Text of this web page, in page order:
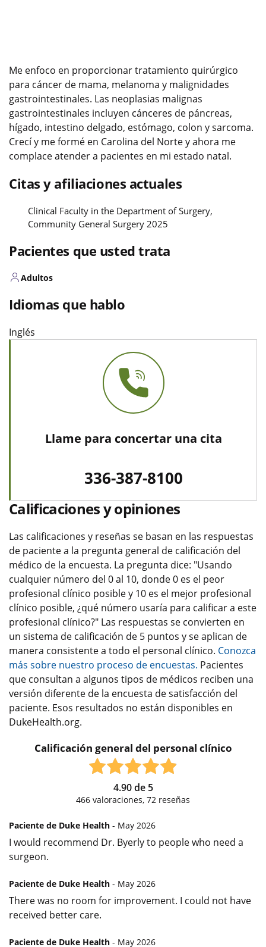
Me enfoco en proporcionar tratamiento quirúrgico
para cáncer de mama, melanoma y malignidades
gastrointestinales. Las neoplasias malignas
gastrointestinales incluyen cánceres de páncreas,
hígado, intestino delgado, estómago, colon y sarcoma.
Crecí y me formé en Carolina del Norte y ahora me
complace atender a pacientes en mi estado natal.
Citas y afiliaciones actuales
Clinical Faculty in the Department of Surgery,
Community General Surgery 2025
Pacientes que usted trata
Adultos
Idiomas que hablo
Inglés
Llame para concertar una cita
336-387-8100
Calificaciones y opiniones
Las calificaciones y reseñas se basan en las respuestas
de paciente a la pregunta general de calificación del
médico de la encuesta. La pregunta dice: "Usando
cualquier número del 0 al 10, donde 0 es el peor
profesional clínico posible y 10 es el mejor profesional
clínico posible, ¿qué número usaría para calificar a este
profesional clínico?" Las respuestas se convierten en
un sistema de calificación de 5 puntos y se aplican de
manera consistente a todo el personal clínico. Conozca
más sobre nuestro proceso de encuestas. Pacientes
que consultan a algunos tipos de médicos reciben una
versión diferente de la encuesta de satisfacción del
paciente. Esos resultados no están disponibles en
DukeHealth.org.
Calificación general del personal clínico
4.90de 5
466 valoraciones, 72 reseñas
Paciente de Duke Health - May 2026
I would recommend Dr. Byerly to people who need a
surgeon.
Paciente de Duke Health - May 2026
There was no room for improvement. I could not have
received better care.
Paciente de Duke Health - May 2026